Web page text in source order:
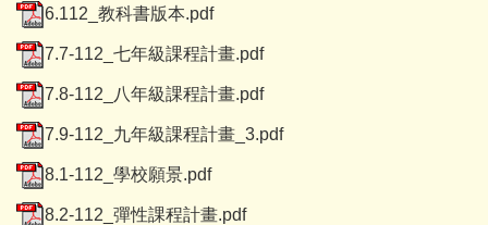
6.112_教科書版本.pdf
7.7-112_七年級課程計畫.pdf
7.8-112_八年級課程計畫.pdf
7.9-112_九年級課程計畫_3.pdf
8.1-112_學校願景.pdf
8.2-112_彈性課程計畫.pdf